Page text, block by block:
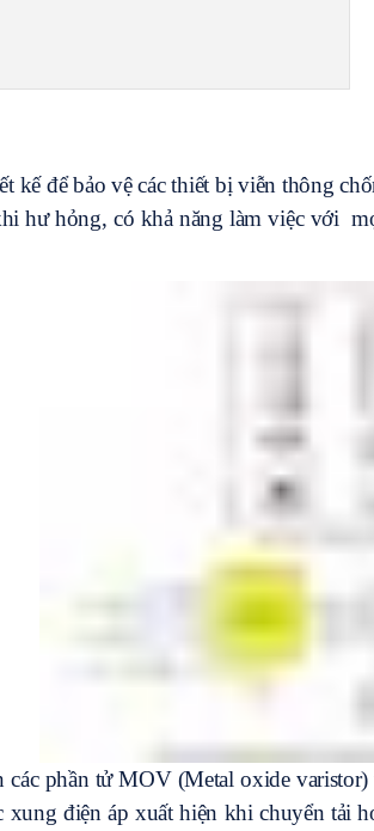
kế để bảo vệ các thiết bị viễn thông
hư hỏng, có khả năng làm việc với
các phần tử MOV (Metal oxide
điện áp xuất hiện khi chuyển tải